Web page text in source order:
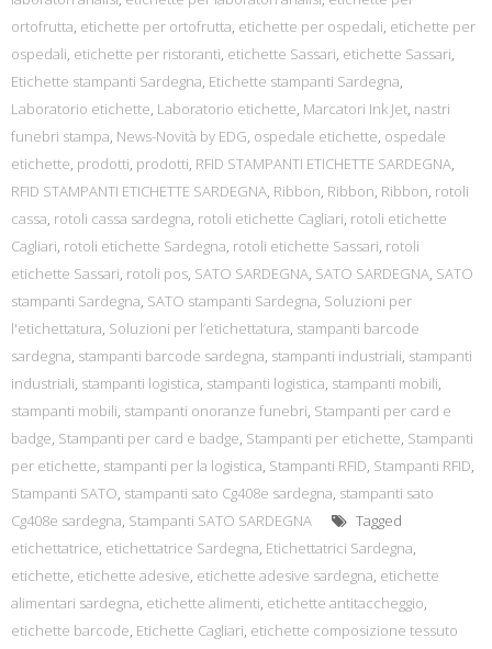
ortofrutta, etichette per ortofrutta, etichette per ospedali, etichette per
ospedali, etichette per ristoranti, etichette Sassari, etichette Sassari,
Etichette stampanti Sardegna, Etichette stampanti Sardegna,
Laboratorio etichette, Laboratorio etichette, Marcatori Ink Jet, nastri
funebri stampa, News-Novità by EDG, ospedale etichette, ospedale
etichette, prodotti, prodotti, RFID STAMPANTI ETICHETTE SARDEGNA,
RFID STAMPANTI ETICHETTE SARDEGNA, Ribbon, Ribbon, Ribbon, rotoli
cassa, rotoli cassa sardegna, rotoli etichette Cagliari, rotoli etichette
Cagliari, rotoli etichette Sardegna, rotoli etichette Sassari, rotoli
etichette Sassari, rotoli pos, SATO SARDEGNA, SATO SARDEGNA, SATO
stampanti Sardegna, SATO stampanti Sardegna, Soluzioni per
l'etichettatura, Soluzioni per l’etichettatura, stampanti barcode
sardegna, stampanti barcode sardegna, stampanti industriali, stampanti
industriali, stampanti logistica, stampanti logistica, stampanti mobili,
stampanti mobili, stampanti onoranze funebri, Stampanti per card e
badge, Stampanti per card e badge, Stampanti per etichette, Stampanti
per etichette, stampanti per la logistica, Stampanti RFID, Stampanti RFID,
Stampanti SATO, stampanti sato Cg408e sardegna, stampanti sato
Cg408e sardegna, Stampanti SATO SARDEGNA
Tagged
etichettatrice, etichettatrice Sardegna, Etichettatrici Sardegna,
etichette, etichette adesive, etichette adesive sardegna, etichette
alimentari sardegna, etichette alimenti, etichette antitaccheggio,
etichette barcode, Etichette Cagliari, etichette composizione tessuto